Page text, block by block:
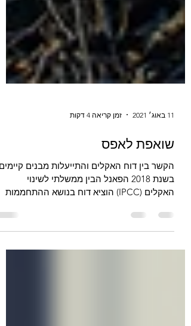
11 באוג׳ 2021 זמן קריאה 4 דקות
שואפת לאפס
הקשר בין דוח האקלים והתייעלות מבנים
האקלים (IPCC) הוציא דוח בנושא ההתחממות
הגלובלית שתבע דרכים...